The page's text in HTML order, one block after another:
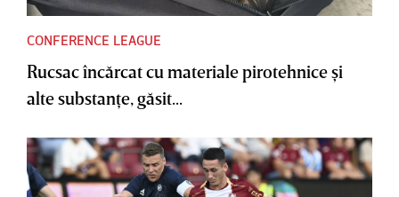
CONFERENCE LEAGUE
Rucsac încărcat cu materiale pirotehnice şi
alte substanţe, găsit...